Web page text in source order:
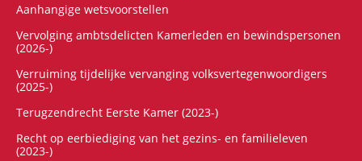
Aanhangige wetsvoorstellen
Vervolging ambtsdelicten Kamerleden en bewindspersonen
(2026-)
Verruiming tijdelijke vervanging volksvertegenwoordigers
(2025-)
Terugzendrecht Eerste Kamer (2023-)
Recht op eerbiediging van het gezins- en familieleven
(2023-)